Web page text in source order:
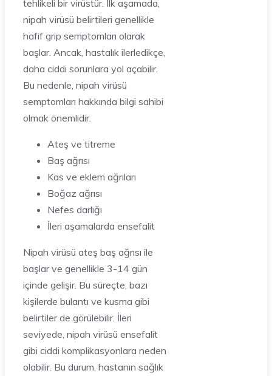
tehlikeli bir virüstür. İlk aşamada,
nipah virüsü belirtileri genellikle
hafif grip semptomları olarak
başlar. Ancak, hastalık ilerledikçe,
daha ciddi sorunlara yol açabilir.
Bu nedenle, nipah virüsü
semptomları hakkında bilgi sahibi
olmak önemlidir.
Ateş ve titreme
Baş ağrısı
Kas ve eklem ağrıları
Boğaz ağrısı
Nefes darlığı
İleri aşamalarda ensefalit
Nipah virüsü ateş baş ağrısı ile
başlar ve genellikle 3-14 gün
içinde gelişir. Bu süreçte, bazı
kişilerde bulantı ve kusma gibi
belirtiler de görülebilir. İleri
seviyede, nipah virüsü ensefalit
gibi ciddi komplikasyonlara neden
olabilir. Bu durum, hastanın sağlık